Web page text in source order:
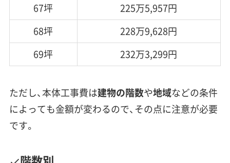
67坪
225万5,957円
68坪
228万9,628円
69坪
232万3,299円
ただし、本体工事費は建物の階数や地域などの条件
によっても金額が変わるので、その点に注意が必要
です。